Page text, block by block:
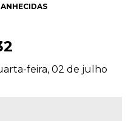
feira, 02 de julho